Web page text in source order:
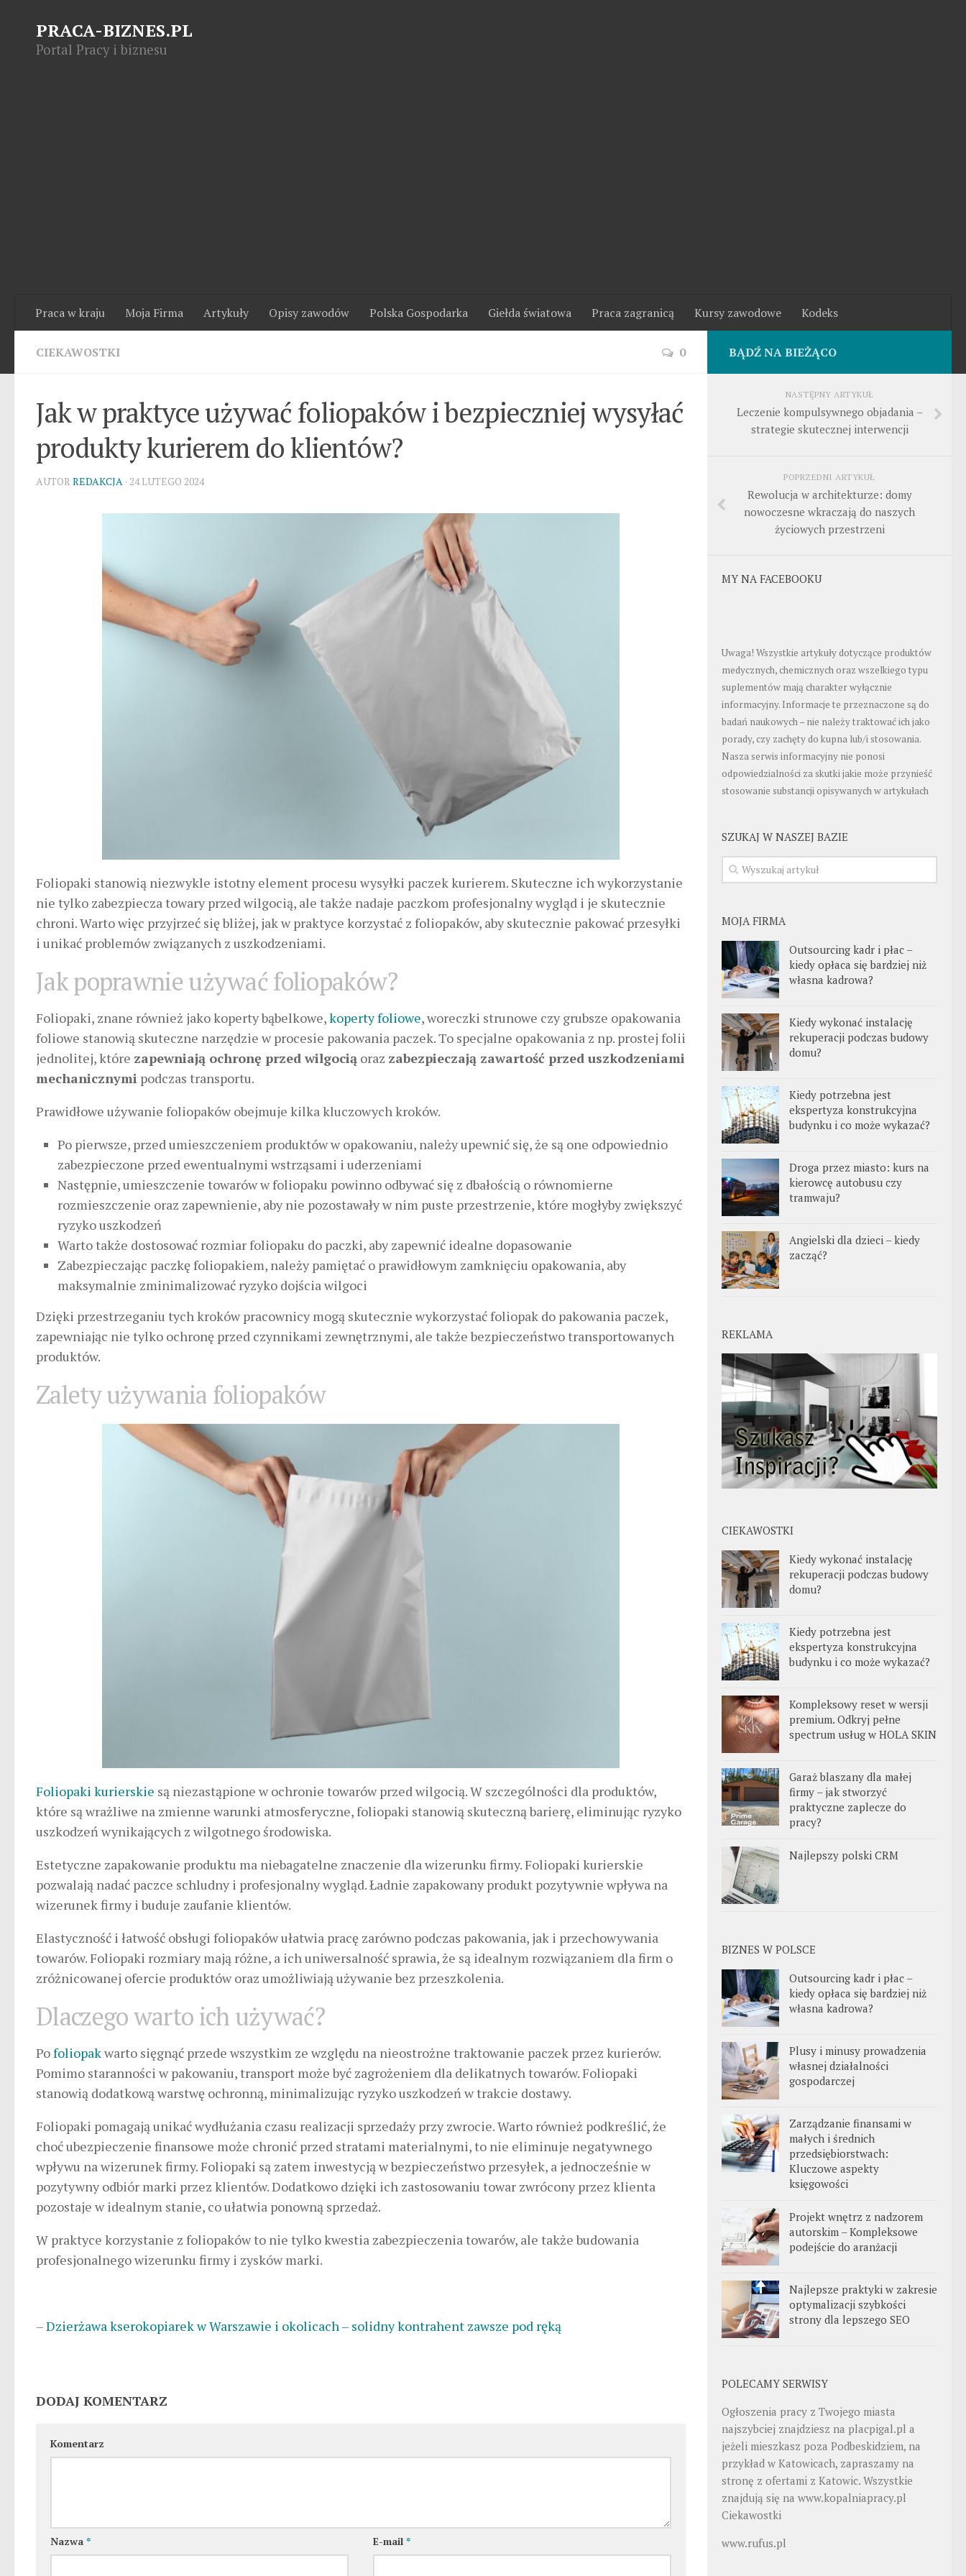
PRACA-BIZNES.PL
Portal Pracy i biznesu
Praca w kraju Moja Firma Artykuły Opisy zawodów Polska Gospodarka Giełda światowa Praca zagranicą Kursy zawodowe Kodeks
CIEKAWOSTKI 0
Jak w praktyce używać foliopaków i bezpieczniej wysyłać
produkty kurierem do klientów?
AUTOR REDAKCJA · 24 LUTEGO 2024
Foliopaki stanowią niezwykle istotny element procesu wysyłki paczek kurierem. Skuteczne ich wykorzystanie
nie tylko zabezpiecza towary przed wilgocią, ale także nadaje paczkom profesjonalny wygląd i je skutecznie
chroni. Warto więc przyjrzeć się bliżej, jak w praktyce korzystać z foliopaków, aby skutecznie pakować przesyłki
i unikać problemów związanych z uszkodzeniami.
Jak poprawnie używać foliopaków?
Foliopaki, znane również jako koperty bąbelkowe,koperty foliowe, woreczki strunowe czy grubsze opakowania
foliowe stanowią skuteczne narzędzie w procesie pakowania paczek. To specjalne opakowania z np. prostej folii
jednolitej, które zapewniają ochronę przed wilgocią oraz zabezpieczają zawartość przed uszkodzeniami
mechanicznymi podczas transportu.
Prawidłowe używanie foliopaków obejmuje kilka kluczowych kroków.
Po pierwsze, przed umieszczeniem produktów w opakowaniu, należy upewnić się, że są one odpowiednio
zabezpieczone przed ewentualnymi wstrząsami i uderzeniami
Następnie, umieszczenie towarów w foliopaku powinno odbywać się z dbałością o równomierne
rozmieszczenie oraz zapewnienie, aby nie pozostawały w nim puste przestrzenie, które mogłyby zwiększyć
ryzyko uszkodzeń
Warto także dostosować rozmiar foliopaku do paczki, aby zapewnić idealne dopasowanie
Zabezpieczając paczkę foliopakiem, należy pamiętać o prawidłowym zamknięciu opakowania, aby
maksymalnie zminimalizować ryzyko dojścia wilgoci
Dzięki przestrzeganiu tych kroków pracownicy mogą skutecznie wykorzystać foliopak do pakowania paczek,
zapewniając nie tylko ochronę przed czynnikami zewnętrznymi, ale także bezpieczeństwo transportowanych
produktów.
Zalety używania foliopaków
Foliopaki kurierskie są niezastąpione w ochronie towarów przed wilgocią. W szczególności dla produktów,
które są wrażliwe na zmienne warunki atmosferyczne, foliopaki stanowią skuteczną barierę, eliminując ryzyko
uszkodzeń wynikających z wilgotnego środowiska.
Estetyczne zapakowanie produktu ma niebagatelne znaczenie dla wizerunku firmy.Foliopaki kurierskie
pozwalają nadać paczce schludny i profesjonalny wygląd. Ładnie zapakowany produkt pozytywnie wpływa na
wizerunek firmy i buduje zaufanie klientów.
Elastyczność i łatwość obsługi foliopakówułatwia pracę zarówno podczas pakowania, jak i przechowywania
towarów. Foliopaki rozmiary mają różne, a ich uniwersalność sprawia, że są idealnym rozwiązaniem dla firm o
zróżnicowanej ofercie produktów oraz umożliwiają używanie bez przeszkolenia.
Dlaczego warto ich używać?
Pofoliopakwarto sięgnąć przede wszystkim ze względu na nieostrożne traktowanie paczek przez kurierów.
Pomimo staranności w pakowaniu, transport może być zagrożeniem dla delikatnych towarów. Foliopaki
stanowią dodatkową warstwę ochronną, minimalizując ryzyko uszkodzeń w trakcie dostawy.
Foliopaki pomagają unikać wydłużania czasu realizacji sprzedaży przy zwrocie. Warto również podkreślić, że
choć ubezpieczenie finansowe może chronić przed stratami materialnymi, to nie eliminuje negatywnego
wpływu na wizerunek firmy. Foliopaki są zatem inwestycją w bezpieczeństwo przesyłek, a jednocześnie w
pozytywny odbiór marki przez klientów. Dodatkowo dzięki ich zastosowaniu towar zwrócony przez klienta
pozostaje w idealnym stanie, co ułatwia ponowną sprzedaż.
W praktyce korzystanie z foliopaków to nie tylko kwestia zabezpieczenia towarów, ale także budowania
profesjonalnego wizerunku firmy i zysków marki.
–Dzierżawa kserokopiarek w Warszawie i okolicach – solidny kontrahent zawsze pod ręką
DODAJ KOMENTARZ
Komentarz
Nazwa * E-mail*
BĄDŹ NA BIEŻĄCO
NASTĘPNY ARTYKUŁ
Leczenie kompulsywnego objadania –
strategie skutecznej interwencji
POPRZEDNI ARTYKUŁ
Rewolucja w architekturze: domy
nowoczesne wkraczają do naszych
życiowych przestrzeni
MY NA FACEBOOKU
Uwaga! Wszystkie artykuły dotyczące produktów
medycznych, chemicznych oraz wszelkiego typu
suplementów mają charakter wyłącznie
informacyjny. Informacje te przeznaczone są do
badań naukowych – nie należy traktować ich jako
porady, czy zachęty do kupna lub/i stosowania.
Nasza serwis informacyjny nie ponosi
odpowiedzialności za skutki jakie może przynieść
stosowanie substancji opisywanych w artykułach
SZUKAJ W NASZEJ BAZIE
MOJA FIRMA
Outsourcing kadr i płac –
kiedy opłaca się bardziej niż
własna kadrowa?
Kiedy wykonać instalację
rekuperacji podczas budowy
domu?
Kiedy potrzebna jest
ekspertyza konstrukcyjna
budynku i co może wykazać?
Droga przez miasto: kurs na
kierowcę autobusu czy
tramwaju?
Angielski dla dzieci – kiedy
zacząć?
REKLAMA
CIEKAWOSTKI
Kiedy wykonać instalację
rekuperacji podczas budowy
domu?
Kiedy potrzebna jest
ekspertyza konstrukcyjna
budynku i co może wykazać?
Kompleksowy reset w wersji
premium. Odkryj pełne
spectrum usług w HOLA SKIN
Garaż blaszany dla małej
firmy – jak stworzyć
praktyczne zaplecze do
pracy?
Najlepszy polski CRM
BIZNES W POLSCE
Outsourcing kadr i płac –
kiedy opłaca się bardziej niż
własna kadrowa?
Plusy i minusy prowadzenia
własnej działalności
gospodarczej
Zarządzanie finansami w
małych i średnich
przedsiębiorstwach:
Kluczowe aspekty
księgowości
Projekt wnętrz z nadzorem
autorskim – Kompleksowe
podejście do aranżacji
Najlepsze praktyki w zakresie
optymalizacji szybkości
strony dla lepszego SEO
POLECAMY SERWISY
Ogłoszenia pracy z Twojego miasta
najszybciej znajdziesz na placpigal.pl a
jeżeli mieszkasz poza Podbeskidziem, na
przykład w Katowicach, zapraszamy na
stronę z ofertami z Katowic. Wszystkie
znajdują się na www.kopalniapracy.pl
Ciekawostki
www.rufus.pl